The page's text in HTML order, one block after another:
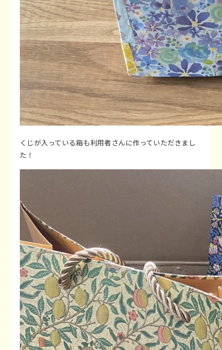
くじが入っている箱も利用者さんに作っていただきまし
た！